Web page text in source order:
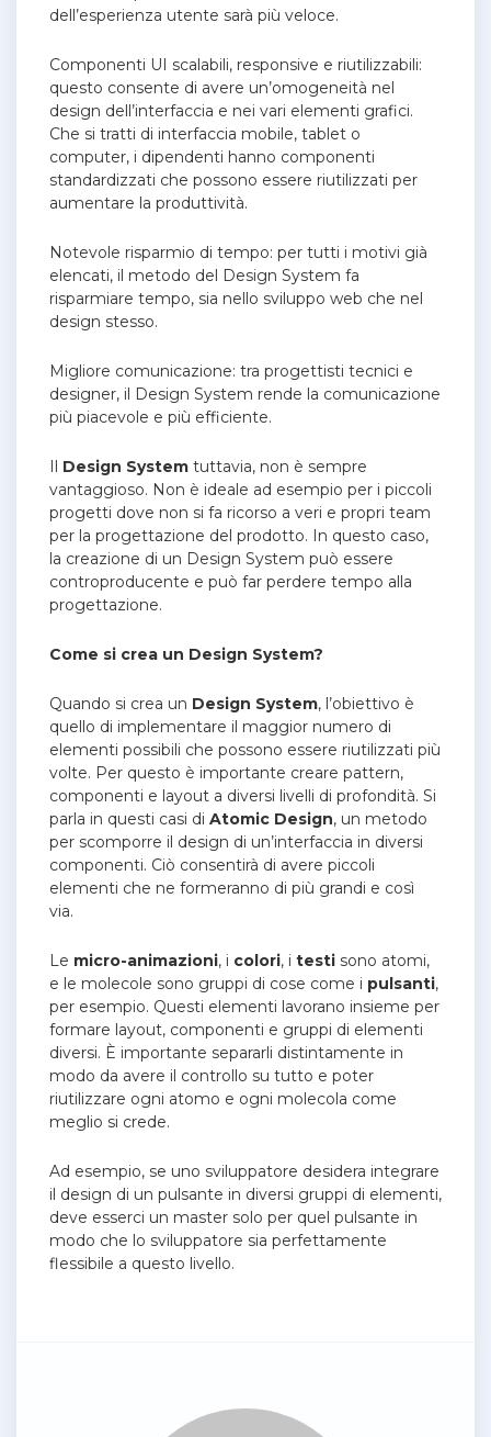
dell’esperienza utente sarà più veloce.
Componenti UI scalabili, responsive e riutilizzabili:
questo consente di avere un’omogeneità nel
design dell’interfaccia e nei vari elementi grafici.
Che si tratti di interfaccia mobile, tablet o
computer, i dipendenti hanno componenti
standardizzati che possono essere riutilizzati per
aumentare la produttività.
Notevole risparmio di tempo: per tutti i motivi già
elencati, il metodo del Design System fa
risparmiare tempo, sia nello sviluppo web che nel
design stesso.
Migliore comunicazione: tra progettisti tecnici e
designer, il Design System rende la comunicazione
più piacevole e più efficiente.
Il Design System tuttavia, non è sempre
vantaggioso. Non è ideale ad esempio per i piccoli
progetti dove non si fa ricorso a veri e propri team
per la progettazione del prodotto. In questo caso,
la creazione di un Design System può essere
controproducente e può far perdere tempo alla
progettazione.
Come si crea un Design System?
Quando si crea un Design System, l’obiettivo è
quello di implementare il maggior numero di
elementi possibili che possono essere riutilizzati più
volte. Per questo è importante creare pattern,
componenti e layout a diversi livelli di profondità. Si
parla in questi casi di Atomic Design, un metodo
per scomporre il design di un’interfaccia in diversi
componenti. Ciò consentirà di avere piccoli
elementi che ne formeranno di più grandi e così
via.
Le micro-animazioni, i colori, i testi sono atomi,
e le molecole sono gruppi di cose come i pulsanti,
per esempio. Questi elementi lavorano insieme per
formare layout, componenti e gruppi di elementi
diversi. È importante separarli distintamente in
modo da avere il controllo su tutto e poter
riutilizzare ogni atomo e ogni molecola come
meglio si crede.
Ad esempio, se uno sviluppatore desidera integrare
il design di un pulsante in diversi gruppi di elementi,
deve esserci un master solo per quel pulsante in
modo che lo sviluppatore sia perfettamente
flessibile a questo livello.